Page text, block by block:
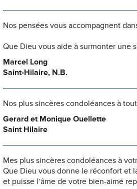
Nos pensées vous accompagnent
Que Dieu vous aide à surmonter une
Marcel Long
Saint-Hilaire, N.B.
Nos plus sincères condoléances à
Gerard et Monique Ouellette
Saint Hilaire
Mes plus sincères condoléances à
Que Dieu vous donne le réconfort et
et puisse l’âme de votre bien-aimé